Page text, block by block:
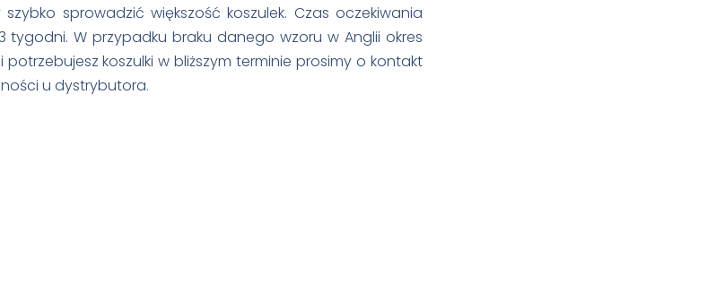
sprowadzić większość koszulek. Czas oczekiwania
tygodni. W przypadku braku danego wzoru w Anglii okres
potrzebujesz koszulki w bliższym terminie prosimy o kontakt
u dystrybutora.